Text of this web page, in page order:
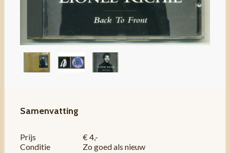
Samenvatting
Prijs
€ 4,-
Conditie
Zo goed als nieuw